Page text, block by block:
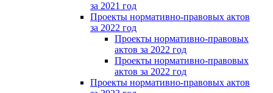
за 2021 год
Проекты нормативно-правовых актов
за 2022 год
Проекты нормативно-правовых
актов за 2022 год
Проекты нормативно-правовых
актов за 2022 год
Проекты нормативно-правовых актов